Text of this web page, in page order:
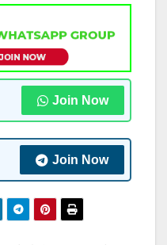
Join Now
Join Now